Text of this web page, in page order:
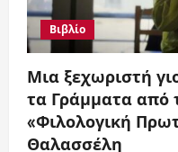
Βιβλίο
Μια ξεχωριστή
τα Γράμματα από
«Φιλολογική
Θαλασσέλη